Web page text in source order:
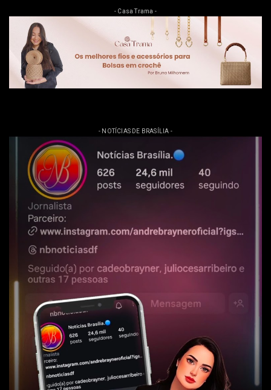
- Casa Trama -
- NOTÍCIAS DE BRASÍLIA -